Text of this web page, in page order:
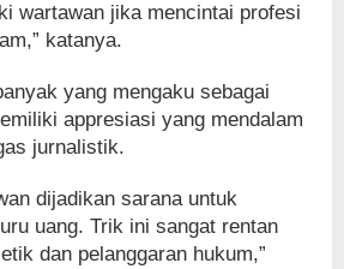
wartawan jika mencintai profesi
katanya.
yang mengaku sebagai
appresiasi yang mendalam
jurnalistik.
dijadikan sarana untuk
uang. Trik ini sangat rentan
dan pelanggaran hukum,”